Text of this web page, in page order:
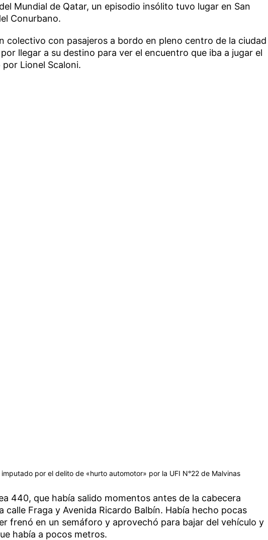
Mundial de Qatar, un episodio insólito tuvo lugar en San
Conurbano.
colectivo con pasajeros a bordo en pleno centro de la ciudad
llegar a su destino para ver el encuentro que iba a jugar el
Lionel Scaloni.
por el delito de «hurto automotor» por la UFI N°22 de Malvinas
440, que había salido momentos antes de la cabecera
calle Fraga y Avenida Ricardo Balbín. Había hecho pocas
frenó en un semáforo y aprovechó para bajar del vehículo y
había a pocos metros.